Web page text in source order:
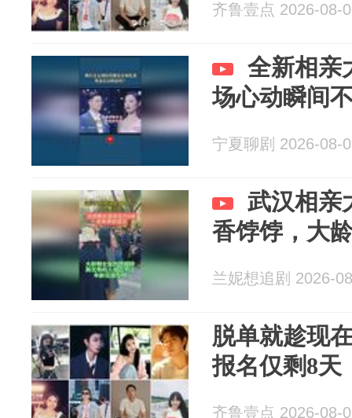
齐鲁壹点 2026-08-
全新相亲
场心动瞬间
宁夏聊剧 2026-08-
武汉相亲
香饽饽，大
兰妮想追剧 2026-
脱单就趁现
报名仅剩8天
齐鲁壹点 2026-08-